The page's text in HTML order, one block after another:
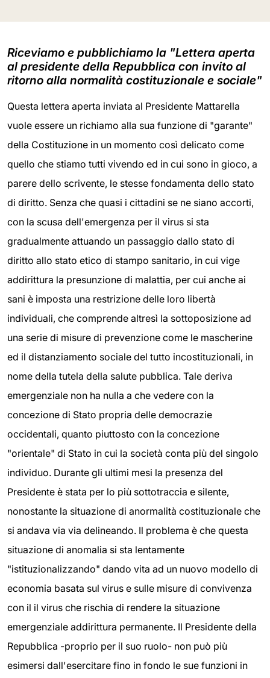
Riceviamo e pubblichiamo la "Lettera aperta
al presidente della Repubblica con invito al
ritorno alla normalità costituzionale e sociale"
Questa lettera aperta inviata al Presidente Mattarella
vuole essere un richiamo alla sua funzione di "garante"
della Costituzione in un momento così delicato come
quello che stiamo tutti vivendo ed in cui sono in gioco, a
parere dello scrivente, le stesse fondamenta dello stato
di diritto. Senza che quasi i cittadini se ne siano accorti,
con la scusa dell'emergenza per il virus si sta
gradualmente attuando un passaggio dallo stato di
diritto allo stato etico di stampo sanitario, in cui vige
addirittura la presunzione di malattia, per cui anche ai
sani è imposta una restrizione delle loro libertà
individuali, che comprende altresì la sottoposizione ad
una serie di misure di prevenzione come le mascherine
ed il distanziamento sociale del tutto incostituzionali, in
nome della tutela della salute pubblica. Tale deriva
emergenziale non ha nulla a che vedere con la
concezione di Stato propria delle democrazie
occidentali, quanto piuttosto con la concezione
"orientale" di Stato in cui la società conta più del singolo
individuo. Durante gli ultimi mesi la presenza del
Presidente è stata per lo più sottotraccia e silente,
nonostante la situazione di anormalità costituzionale che
si andava via via delineando. Il problema è che questa
situazione di anomalia si sta lentamente
"istituzionalizzando" dando vita ad un nuovo modello di
economia basata sul virus e sulle misure di convivenza
con il il virus che rischia di rendere la situazione
emergenziale addirittura permanente. Il Presidente della
Repubblica -proprio per il suo ruolo- non può più
esimersi dall'esercitare fino in fondo le sue funzioni in